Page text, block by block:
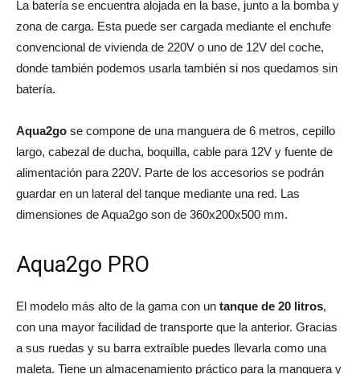
La batería se encuentra alojada en la base, junto a la bomba y
zona de carga. Esta puede ser cargada mediante el enchufe
convencional de vivienda de 220V o uno de 12V del coche,
donde también podemos usarla también si nos quedamos sin
batería.
Aqua2go se compone de una manguera de 6 metros, cepillo
largo, cabezal de ducha, boquilla, cable para 12V y fuente de
alimentación para 220V. Parte de los accesorios se podrán
guardar en un lateral del tanque mediante una red. Las
dimensiones de Aqua2go son de 360x200x500 mm.
Aqua2go PRO
El modelo más alto de la gama con un tanque de 20 litros,
con una mayor facilidad de transporte que la anterior. Gracias
a sus ruedas y su barra extraíble puedes llevarla como una
maleta. Tiene un almacenamiento práctico para la manguera y